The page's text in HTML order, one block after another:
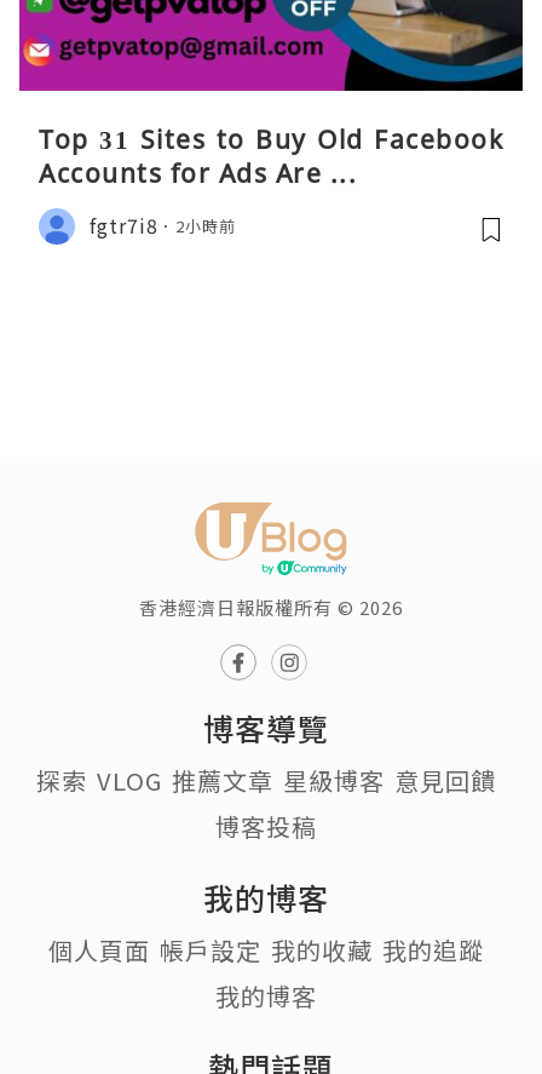
Top 31 Sites to Buy Old Facebook
Accounts​ for Ads Are ...
fgtr7i8 2小時前
香港經濟日報版權所有 © 2026
博客導覽
探索 VLOG 推薦文章 星級博客 意見回饋
博客投稿
我的博客
個人頁面 帳戶設定 我的收藏 我的追蹤
我的博客